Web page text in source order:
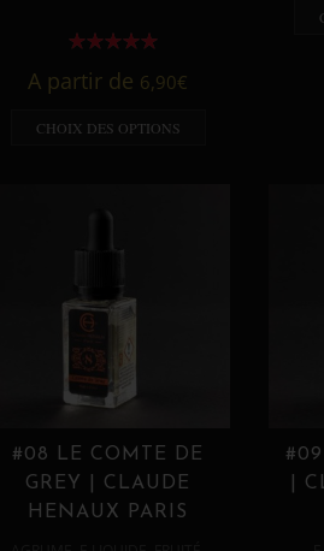
A partir de 6,90€
CHOIX DES OPTIONS
#08 LE COMTE DE
GREY | CLAUDE
HENAUX PARIS
|